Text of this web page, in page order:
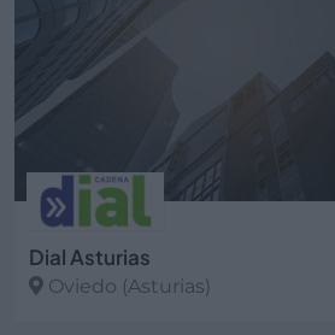
Dial Asturias
Oviedo (Asturias)